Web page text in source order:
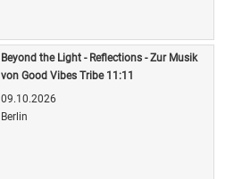
Beyond the Light - Reflections - Zur Musik
von Good Vibes Tribe 11:11
09.10.2026
Berlin